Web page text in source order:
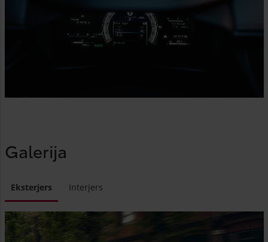
Galerija
Eksterjers Interjers